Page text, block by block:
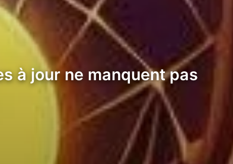
à jour ne manquent pas